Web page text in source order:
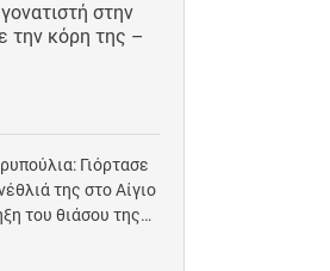
στην
την κόρη της –
Γιόρτασε
της στο Αίγιο
του θιάσου της…